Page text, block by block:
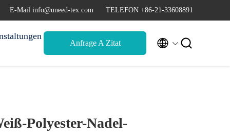
E-Mail info@uneed-tex.com TELEFON +86-21-33608891
Anfrage A Zitat  
Polyester-Nadel-